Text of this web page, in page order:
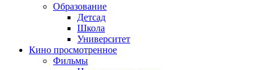
Образование
Детсад
Школа
Университет
Кино просмотренное
Фильмы